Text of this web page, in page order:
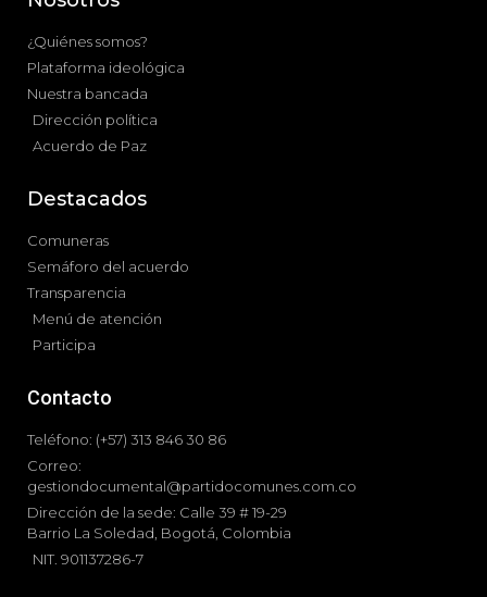
¿Quiénes somos?
Plataforma ideológica
Nuestra bancada
Dirección política
Acuerdo de Paz
Destacados
Comuneras
Semáforo del acuerdo
Transparencia
Menú de atención
Participa
Contacto
Teléfono: (+57) 313 846 30 86
Correo:
gestiondocumental@partidocomunes.com.co
Dirección de la sede: Calle 39 # 19-29
Barrio La Soledad, Bogotá, Colombia
NIT. 901137286-7